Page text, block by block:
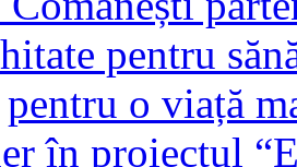
în proiectul